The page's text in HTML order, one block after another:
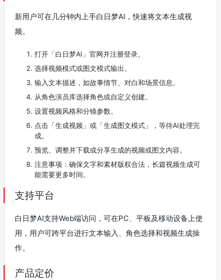
新用户可在几分钟内上手白日梦AI，快速将文本生成视
频。
打开「白日梦AI」官网并注册登录。
选择视频模式或图文模式输出。
输入文本描述，如故事情节、对白和场景信息。
从角色演员库选择角色或自定义创建。
设置视频风格和分镜参数。
点击「生成视频」或「生成图文模式」，等待AI处理完
成。
预览、调整并下载或分享生成的视频或图文内容。
注意事项：确保文字和素材版权合法，长篇视频生成可
能需要更多时间。
支持平台
白日梦AI支持Web端访问，可在PC、平板及移动设备上使
用，用户可跨平台进行文本输入、角色选择和视频生成操
作。
产品定价